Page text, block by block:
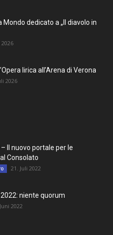
Mondo dedicato a „Il diavolo in
2026
lirica all’Arena di Verona
2026
– Il nuovo portale per le
Consolato
21. Juli 2022
niente quorum
2022